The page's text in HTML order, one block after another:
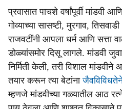
प्रवासात पाचशे वर्षांपूर्वी मांडवी
गोव्याच्या सासष्टी, मुरगाव,
राजवटींनी आपला धर्म आणि सत्ता
डोळ्यांसमोर दिसू लागले. मांडवी
निर्मिती केली, तरी विशाल
तयार करून त्या बेटांना
म्हणजे मांडवीच्या गळ्यातील आठ